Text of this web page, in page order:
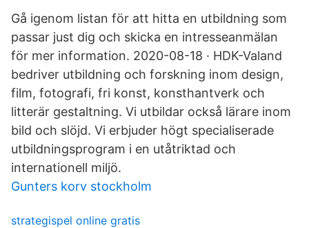
Gå igenom listan för att hitta en utbildning som
passar just dig och skicka en intresseanmälan
för mer information. 2020-08-18 · HDK-Valand
bedriver utbildning och forskning inom design,
film, fotografi, fri konst, konsthantverk och
litterär gestaltning. Vi utbildar också lärare inom
bild och slöjd. Vi erbjuder högt specialiserade
utbildningsprogram i en utåtriktad och
internationell miljö.
Gunters korv stockholm
strategispel online gratis